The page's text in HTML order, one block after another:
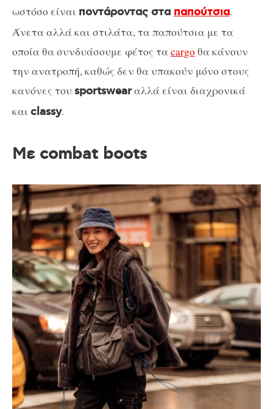
ωστόσο είναι ποντάροντας στα παπούτσια.
Άνετα αλλά και στιλάτα, τα παπούτσια με τα
οποία θα συνδυάσουμε φέτος ταcargoθα κάνουν
την ανατροπή, καθώς δεν θα υπακούν μόνο στους
κανόνες του sportswearαλλά είναι διαχρονικά
και classy.
Με combat boots